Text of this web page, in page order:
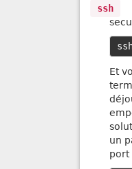
ssh
Et
un
port